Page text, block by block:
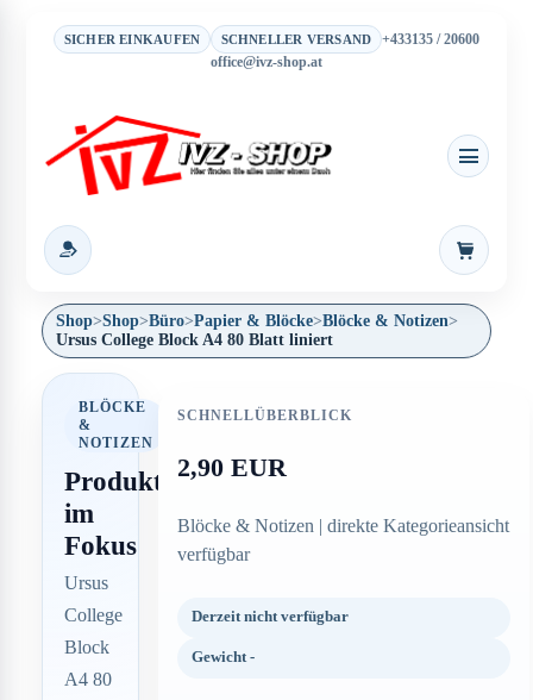
SICHER EINKAUFEN SCHNELLER VERSAND
+433135 / 20600
office@ivz-shop.at
Shop>Shop>Büro>Papier & Blöcke>Blöcke & Notizen>
Ursus College Block A4 80 Blatt liniert
BLÖCKE
&
NOTIZEN
Produkt
im
Fokus
Ursus
College
Block
A4 80
SCHNELLÜBERBLICK
2,90 EUR
Blöcke & Notizen | direkte Kategorieansicht
verfügbar
Derzeit nicht verfügbar
Gewicht -